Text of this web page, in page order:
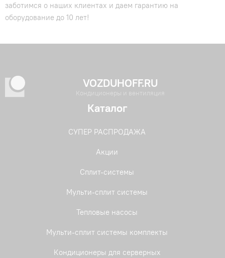
заботимся о наших клиентах и даем гарантию на
оборудование до 10 лет!
VOZDUHOFF.RU
Кондиционеры и вентиляция
Каталог
СУПЕР РАСПРОДАЖА
Акции
Сплит-системы
Мульти-сплит системы
Тепловые насосы
Мульти-сплит системы комплекты
Кондиционеры для серверных